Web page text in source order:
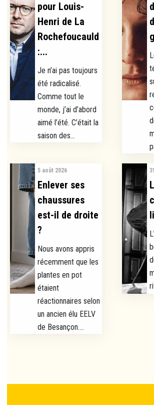
pour Louis-
Henri de La
Rochefoucauld
:...
Je n’ai pas toujours
été radicalisé.
Comme tout le
monde, j’ai d’abord
aimé l’été. C’était la
saison des...
5 août 2026
Enlever ses
chaussures
est-il de droite
?
Nous avons appris
récemment que les
plantes en pot
étaient
réactionnaires selon
un ancien élu EELV
de Besançon....